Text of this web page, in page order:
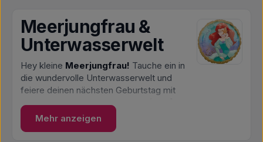
Meerjungfrau &
Unterwasserwelt
Hey kleine Meerjungfrau! Tauche ein in
die wundervolle Unterwasserwelt und
feiere deinen nächsten Geburtstag mit
dem zauberhaftenMotto Meerjungfrau
Bei uns findest du alles, was du für deine
Party brauchst - von glitzernden Ballons
Mehr anzeigen